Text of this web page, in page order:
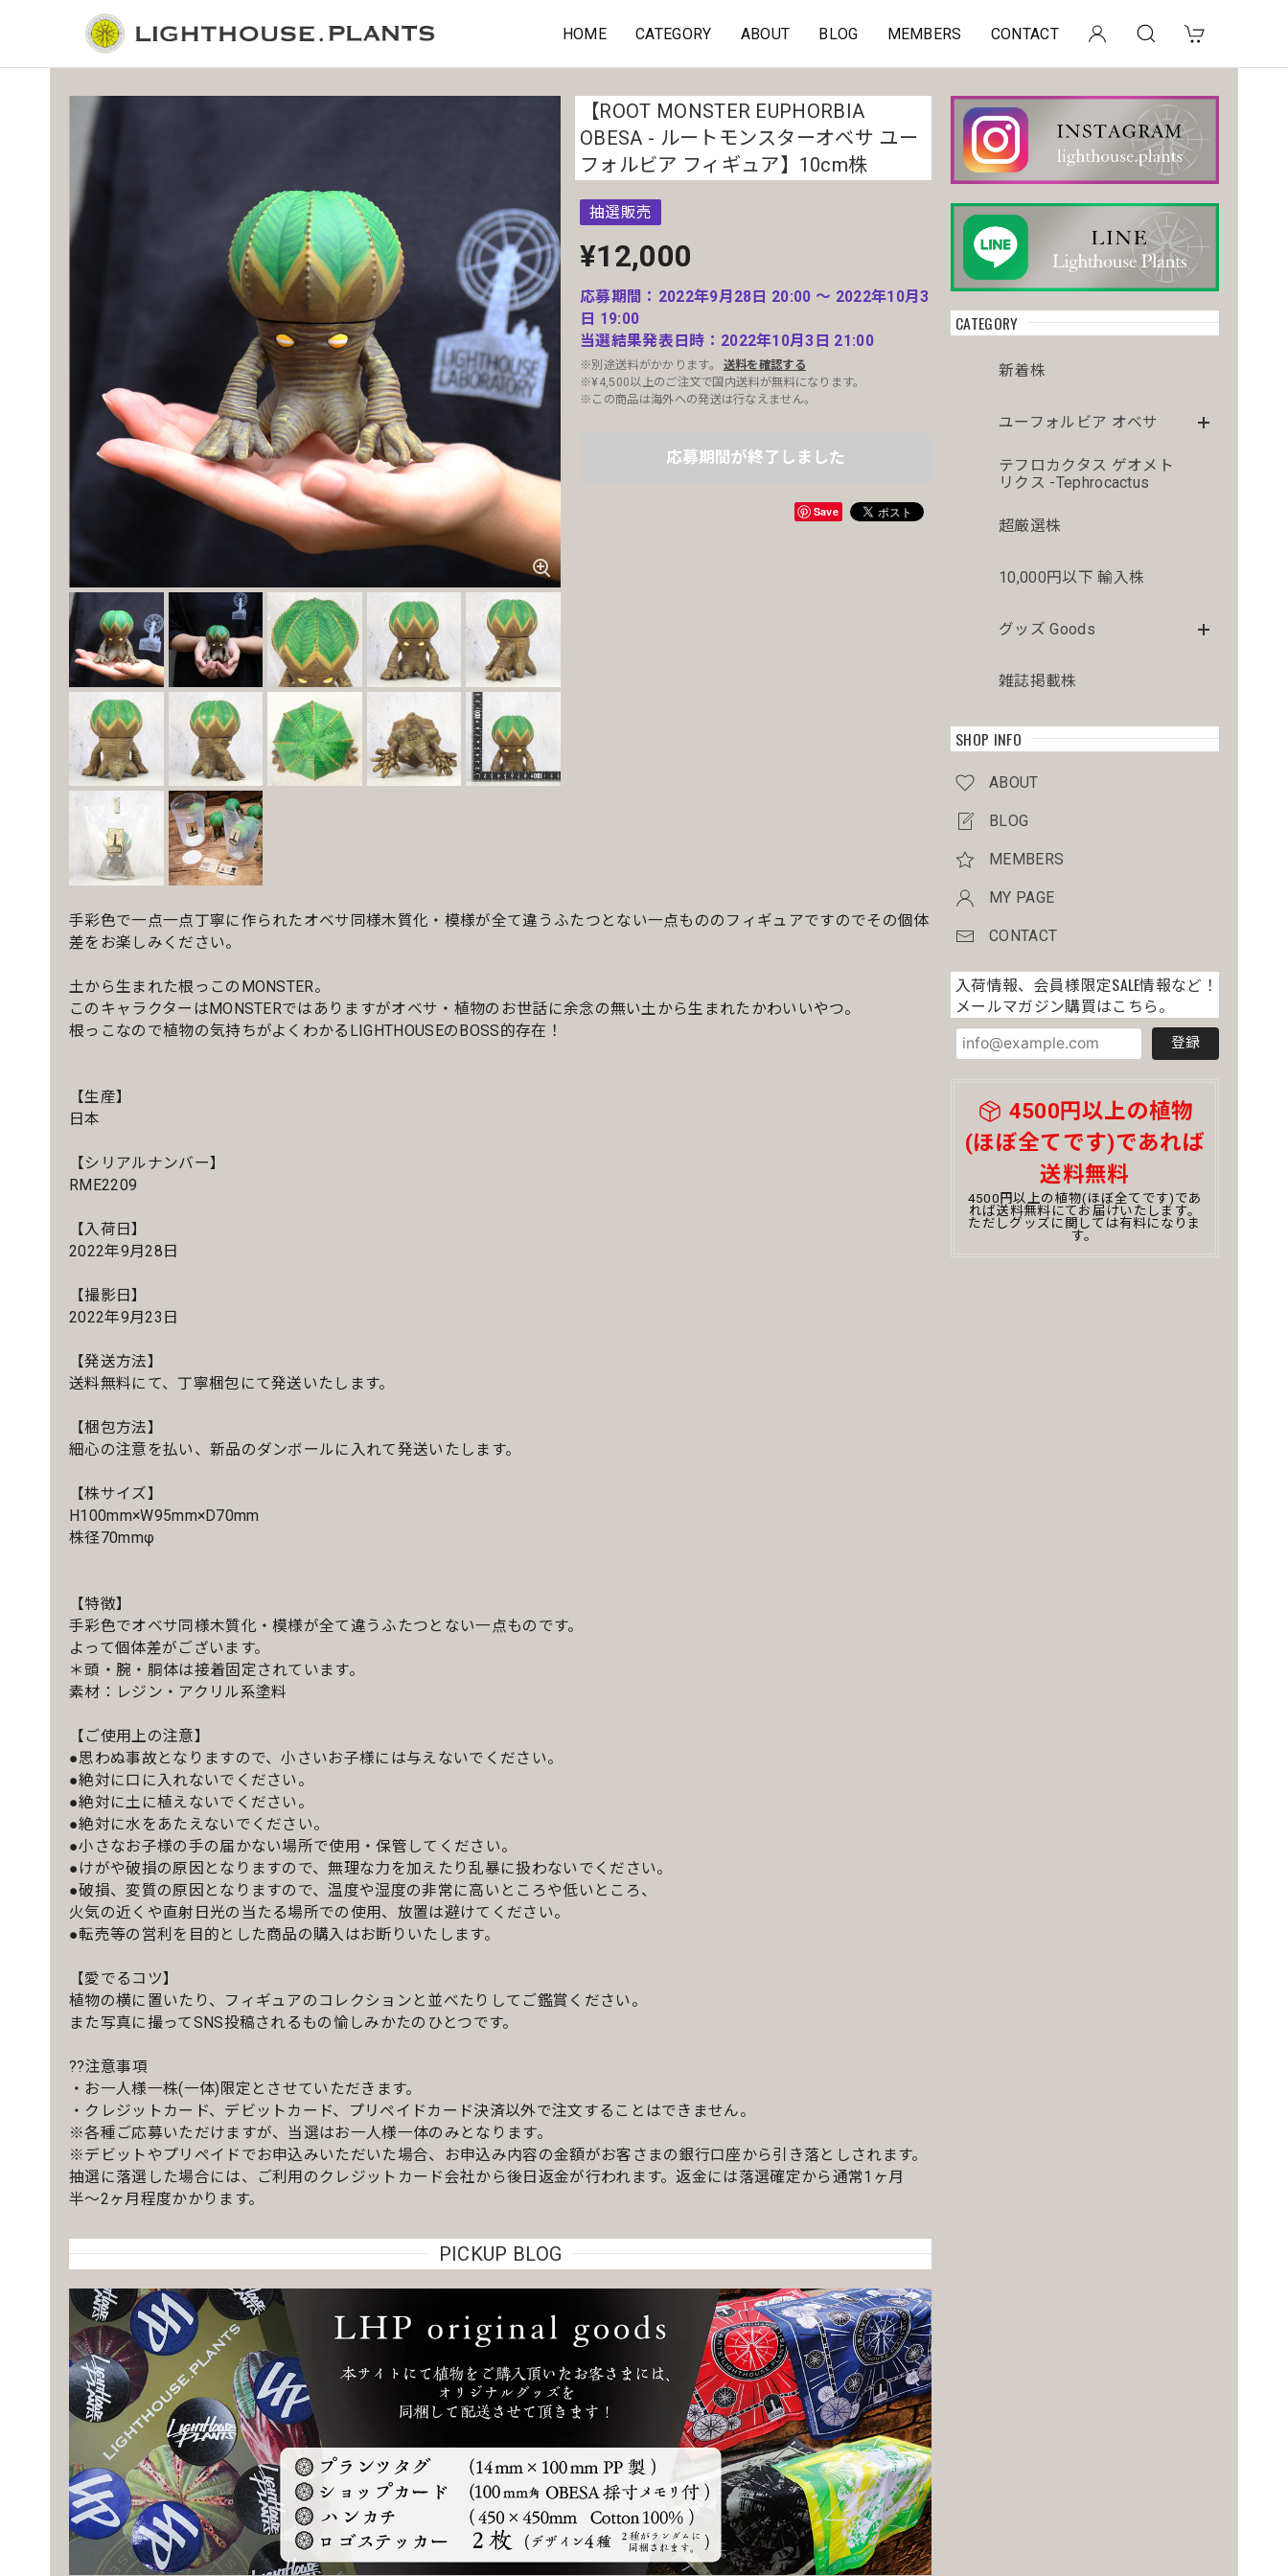
HOME CATEGORY ABOUT BLOG MEMBERS CONTACT
CATEGORY
新着株
ユーフォルビア オベサ
テフロカクタス ゲオメト
リクス -Tephrocactus
超厳選株
10,000円以下 輸入株
グッズ Goods
雑誌掲載株
SHOP INFO
ABOUT
BLOG
MEMBERS
MY PAGE
CONTACT
入荷情報、会員様限定SALE情報など！
メールマガジン購買はこちら。
登録
4500円以上の植物
(ほぼ全てです)であれば
送料無料
4500円以上の植物(ほぼ全てです)であ
れば送料無料にてお届けいたします。
ただしグッズに関しては有料になりま
す。
【ROOT MONSTER EUPHORBIA
OBESA - ルートモンスターオベサ ユー
フォルビア フィギュア】10cm株
抽選販売
¥12,000
応募期間：2022年9月28日 20:00 〜 2022年10月3
日 19:00
当選結果発表日時：2022年10月3日 21:00
※別途送料がかかります。
送料を確認する
※¥4,500以上のご注文で国内送料が無料になります。
※この商品は海外への発送は行なえません。
応募期間が終了しました
Save
手彩色で一点一点丁寧に作られたオベサ同様木質化・模様が全て違うふたつとない一点もののフィギュアですのでその個体
差をお楽しみください。
土から生まれた根っこのMONSTER。
このキャラクターはMONSTERではありますがオベサ・植物のお世話に余念の無い土から生まれたかわいいやつ。
根っこなので植物の気持ちがよくわかるLIGHTHOUSEのBOSS的存在！
【生産】
日本
【シリアルナンバー】
RME2209
【入荷日】
2022年9月28日
【撮影日】
2022年9月23日
【発送方法】
送料無料にて、丁寧梱包にて発送いたします。
【梱包方法】
細心の注意を払い、新品のダンボールに入れて発送いたします。
【株サイズ】
H100mm×W95mm×D70mm
株径70mmφ
【特徴】
手彩色でオベサ同様木質化・模様が全て違うふたつとない一点ものです。
よって個体差がございます。
＊頭・腕・胴体は接着固定されています。
素材：レジン・アクリル系塗料
【ご使用上の注意】
●思わぬ事故となりますので、小さいお子様には与えないでください。
●絶対に口に入れないでください。
●絶対に土に植えないでください。
●絶対に水をあたえないでください。
●小さなお子様の手の届かない場所で使用・保管してください。
●けがや破損の原因となりますので、無理な力を加えたり乱暴に扱わないでください。
●破損、変質の原因となりますので、温度や湿度の非常に高いところや低いところ、
火気の近くや直射日光の当たる場所での使用、放置は避けてください。
●転売等の営利を目的とした商品の購入はお断りいたします。
【愛でるコツ】
植物の横に置いたり、フィギュアのコレクションと並べたりしてご鑑賞ください。
また写真に撮ってSNS投稿されるもの愉しみかたのひとつです。
??注意事項
・お一人様一株(一体)限定とさせていただきます。
・クレジットカード、デビットカード、プリペイドカード決済以外で注文することはできません。
※各種ご応募いただけますが、当選はお一人様一体のみとなります。
※デビットやプリペイドでお申込みいただいた場合、お申込み内容の金額がお客さまの銀行口座から引き落としされます。
抽選に落選した場合には、ご利用のクレジットカード会社から後日返金が行われます。返金には落選確定から通常1ヶ月
半〜2ヶ月程度かかります。
PICKUP BLOG